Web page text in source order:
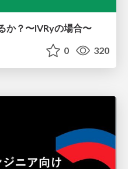
か？〜IVRyの場合〜
0 320